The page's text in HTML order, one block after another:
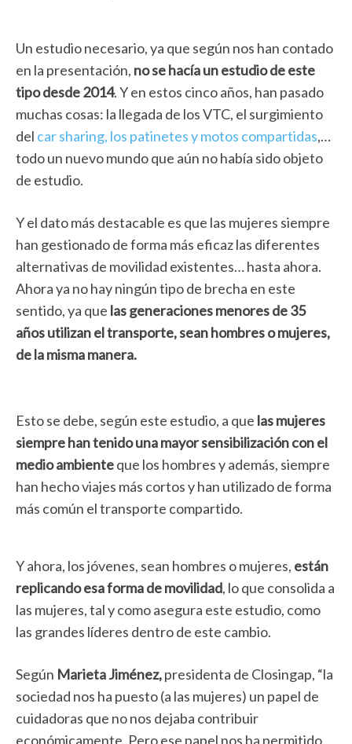
Un estudio necesario, ya que según nos han contado
en la presentación, no se hacía un estudio de este
tipo desde 2014. Y en estos cinco años, han pasado
muchas cosas: la llegada de los VTC, el surgimiento
del car sharing, los patinetes y motos compartidas,…
todo un nuevo mundo que aún no había sido objeto
de estudio.
Y el dato más destacable es que las mujeres siempre
han gestionado de forma más eficaz las diferentes
alternativas de movilidad existentes… hasta ahora.
Ahora ya no hay ningún tipo de brecha en este
sentido, ya que las generaciones menores de 35
años utilizan el transporte, sean hombres o mujeres,
de la misma manera.
Esto se debe, según este estudio, a que las mujeres
siempre han tenido una mayor sensibilización con el
medio ambienteque los hombres y además, siempre
han hecho viajes más cortos y han utilizado de forma
más común el transporte compartido.
Y ahora, los jóvenes, sean hombres o mujeres, están
replicando esa forma de movilidad, lo que consolida a
las mujeres, tal y como asegura este estudio, como
las grandes líderes dentro de este cambio.
Según Marieta Jiménez,presidenta de Closingap, “la
sociedad nos ha puesto (a las mujeres) un papel de
cuidadoras que no nos dejaba contribuir
económicamente. Pero ese papel nos ha permitido